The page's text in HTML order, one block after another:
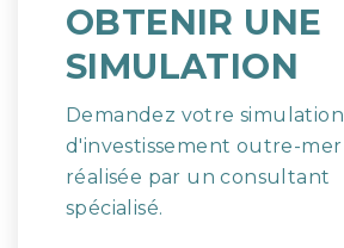
OBTENIR UNE
SIMULATION
Demandez votre simulation
d'investissement outre-mer
réalisée par un consultant
spécialisé.